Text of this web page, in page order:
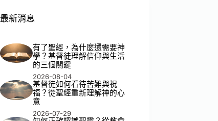
最新消息
有了聖經，為什麼還需要神
學？基督徒理解信仰與生活
的三個關鍵
2026-08-04
基督徒如何看待苦難與祝
福？從聖經重新理解神的心
意
2026-07-29